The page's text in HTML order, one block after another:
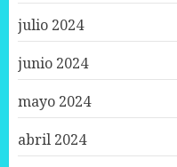
julio 2024
junio 2024
mayo 2024
abril 2024